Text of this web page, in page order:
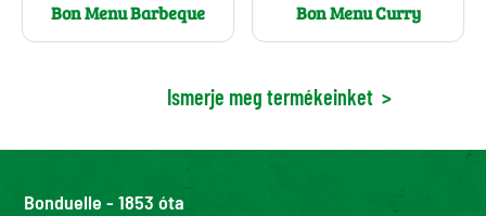
Bon Menu Barbeque Bon Menu Curry
Ismerje meg termékeinket >
Bonduelle - 1853 óta